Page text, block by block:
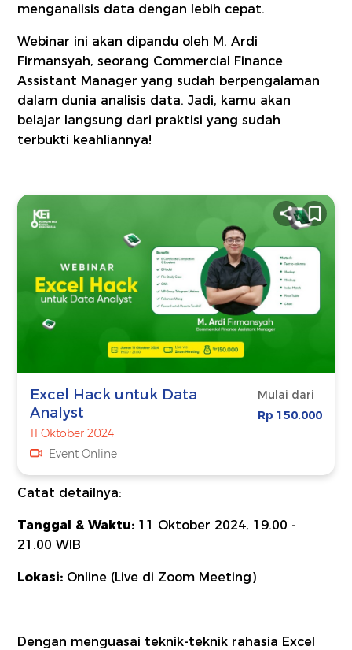
menganalisis data dengan lebih cepat.
Webinar ini akan dipandu oleh M. Ardi
Firmansyah, seorang Commercial Finance
Assistant Manager yang sudah berpengalaman
dalam dunia analisis data. Jadi, kamu akan
belajar langsung dari praktisi yang sudah
terbukti keahliannya!
Excel Hack untuk Data
Analyst
11 Oktober 2024
Event Online
Mulai dari
Rp 150.000
Catat detailnya:
Tanggal & Waktu: 11 Oktober 2024, 19.00 -
21.00 WIB
Lokasi: Online (Live di Zoom Meeting)
Dengan menguasai teknik-teknik rahasia Excel